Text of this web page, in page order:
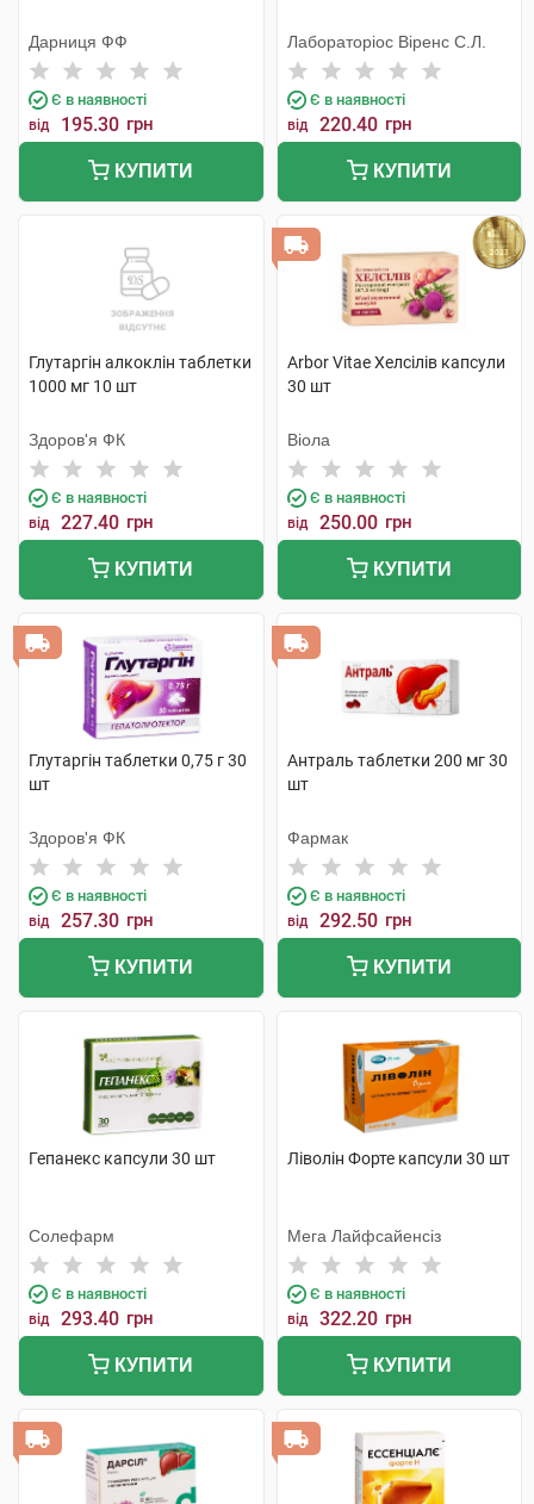
Дарниця ФФ
Є в наявності
від 195.30 грн
КУПИТИ
Лабораторіос Віренс С.Л.
Є в наявності
від 220.40 грн
КУПИТИ
Глутаргiн алкоклiн таблетки
1000 мг 10 шт
Здоров'я ФК
Є в наявності
від 227.40 грн
КУПИТИ
Arbor Vitae Хелсілів капсули
30 шт
Віола
Є в наявності
від 250.00 грн
КУПИТИ
Глутаргін таблетки 0,75 г 30
шт
Здоров'я ФК
Є в наявності
від 257.30 грн
КУПИТИ
Антраль таблетки 200 мг 30
шт
Фармак
Є в наявності
від 292.50 грн
КУПИТИ
Гепанекс капсули 30 шт
Солефарм
Є в наявності
від 293.40 грн
КУПИТИ
Ліволін Форте капсули 30 шт
Мега Лайфсайенсіз
Є в наявності
від 322.20 грн
КУПИТИ